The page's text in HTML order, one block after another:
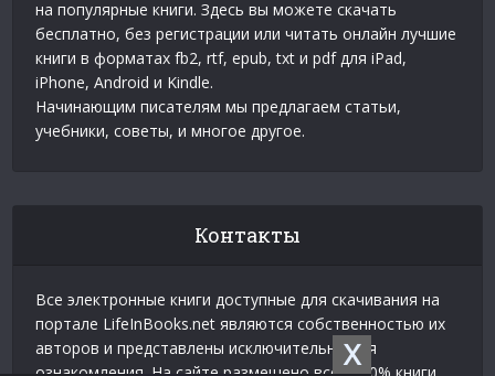
X
на популярные книги. Здесь вы можете скачать
бесплатно, без регистрации или читать онлайн лучшие
книги в форматах fb2, rtf, epub, txt и pdf для iPad,
iPhone, Android и Kindle.
Начинающим писателям мы предлагаем статьи,
учебники, советы, и многое другое.
Контакты
Все электронные книги доступные для скачивания на
портале LifeInBooks.net являются собственностью их
авторов и представлены исключительно для